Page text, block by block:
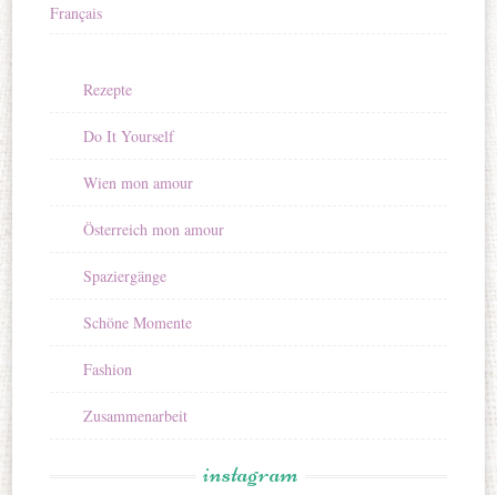
Français
Rezepte
Do It Yourself
Wien mon amour
Österreich mon amour
Spaziergänge
Schöne Momente
Fashion
Zusammenarbeit
instagram